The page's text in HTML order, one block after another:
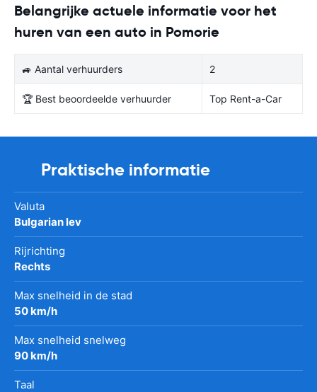
schades,
Belangrijke actuele informatie voor het
huren van een auto in Pomorie
🚙 Aantal verhuurders 2
🏆 Best beoordeelde verhuurder Top Rent-a-Car
Praktische informatie
Valuta
Bulgarian lev
Rijrichting
Rechts
Max snelheid in de stad
50 km/h
Max snelheid snelweg
90 km/h
Taal